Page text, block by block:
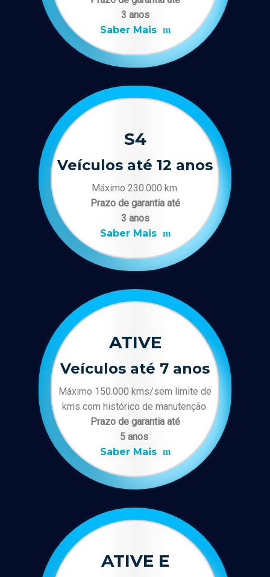
3 anos
Saber Mais
S4
Veículos até 12 anos
Máximo 230.000 km.
Prazo de garantia até
3 anos
Saber Mais
ATIVE
Veículos até 7 anos
Máximo 150.000 kms/sem limite de
kms com histórico de manutenção.
Prazo de garantia até
5 anos
Saber Mais
ATIVE E